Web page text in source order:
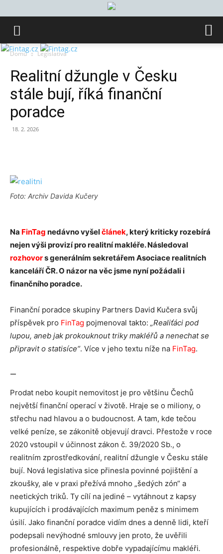
Domů Legislativa
Realitní džungle v Česku
stále bují, říká finanční
poradce
18. 2. 2026
Foto: Archiv Davida Kučery
Na FinTag nedávno vyšelčlánek, který kriticky rozebírá
nejen výši provizí pro realitní makléře. Následoval
rozhovors generálním sekretářem Asociace realitních
kanceláří ČR. O názor na věc jsme nyní požádali i
finančního poradce.
Finanční poradce skupiny Partners David Kučera svůj
příspěvek pro FinTag pojmenoval takto: „Realiťáci pod
lupou, aneb jak prokouknout triky makléřů a nenechat se
připravit o statisíce“. Více v jeho textu níže na FinTag.
—
Prodat nebo koupit nemovitost je pro většinu Čechů
největší finanční operací v životě. Hraje se o miliony, o
střechu nad hlavou a o budoucnost. A tam, kde tečou
velké peníze, se zákonitě objevují dravci. Přestože v roce
2020 vstoupil v účinnost zákon č. 39/2020 Sb., o
realitním zprostředkování, realitní džungle v Česku stále
bují. Nová legislativa sice přinesla povinné pojištění a
zkoušky, ale v praxi přežívá mnoho „šedých zón“ a
neetických triků. Ty cílí na jediné – vytáhnout z kapsy
kupujících i prodávajících maximum peněz s minimem
úsilí. Jako finanční poradce vidím dnes a denně lidi, kteří
podepsali nevýhodné smlouvy jen proto, že uvěřili
profesionálně, respektive dobře vypadajícímu makléři.